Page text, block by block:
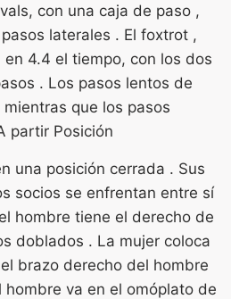
con una caja de paso ,
laterales . El foxtrot ,
4.4 el tiempo, con los dos
. Los pasos lentos de
que los pasos
partir Posición
una posición cerrada . Sus
socios se enfrentan entre sí
hombre tiene el derecho de
doblados . La mujer coloca
brazo derecho del hombre
va en el omóplato de